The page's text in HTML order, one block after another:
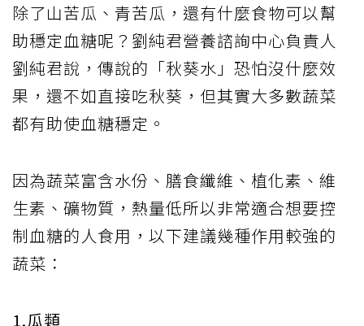
除了山苦瓜、青苦瓜，還有什麼食物可以幫
助穩定血糖呢？劉純君營養諮詢中心負責人
劉純君說，傳說的「秋葵水」恐怕沒什麼效
果，還不如直接吃秋葵，但其實大多數蔬菜
都有助使血糖穩定。
因為蔬菜富含水份、膳食纖維、植化素、維
生素、礦物質，熱量低所以非常適合想要控
制血糖的人食用，以下建議幾種作用較強的
蔬菜：
1.瓜類